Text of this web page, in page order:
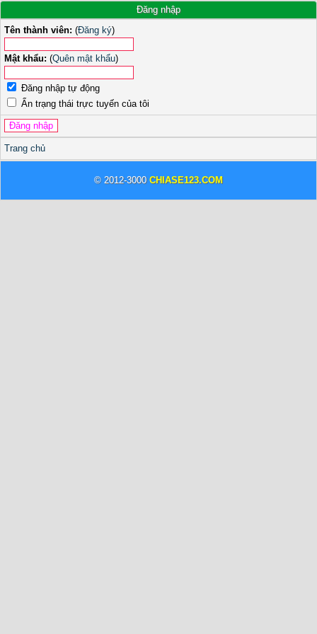
Đăng nhập
Tên thành viên: (Đăng ký)
Mật khẩu: (Quên mật khẩu)
Đăng nhập tự động
Ẩn trạng thái trực tuyến của tôi
Trang chủ
© 2012-3000 CHIASE123.COM